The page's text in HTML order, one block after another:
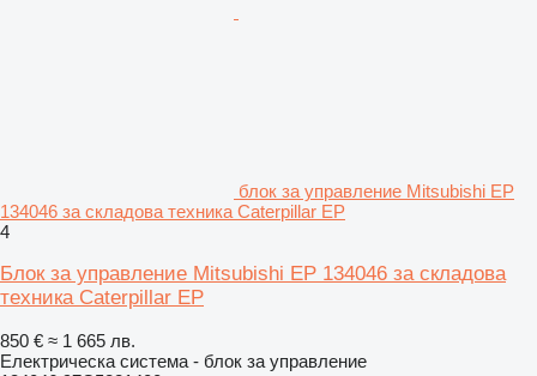
блок за управление Mitsubishi EP
134046 за складова техника Caterpillar EP
4
Блок за управление Mitsubishi EP 134046 за складова
техника Caterpillar EP
850 € ≈ 1 665 лв.
Електрическа система - блок за управление